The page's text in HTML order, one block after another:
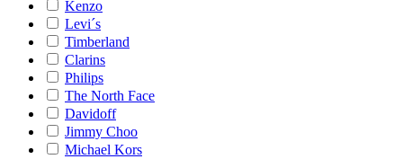
Kenzo
Levi´s
Timberland
Clarins
Philips
The North Face
Davidoff
Jimmy Choo
Michael Kors